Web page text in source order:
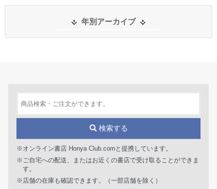
年別アーカイブ
検索する
※オンライン書店 Honya Club.comと提携しています。
※ご自宅への配送、またはお近くの書店で受け取ることができま
す。
※店舗の在庫も確認できます。（一部店舗を除く）